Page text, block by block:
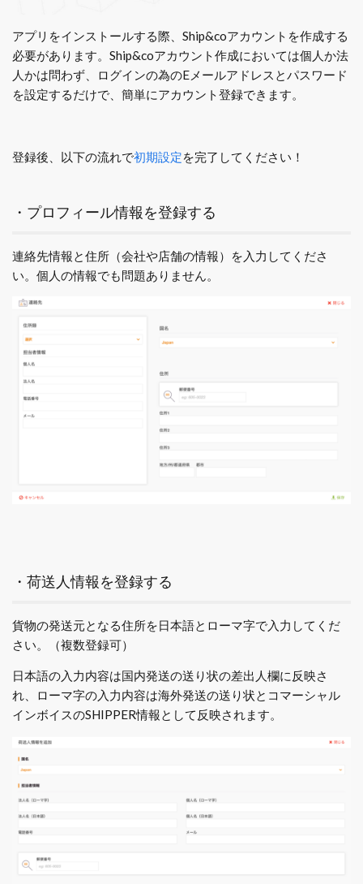
アプリをインストールする際、Ship&coアカウントを作成する
必要があります。Ship&coアカウント作成においては個人か法
人かは問わず、ログインの為のEメールアドレスとパスワード
を設定するだけで、簡単にアカウント登録できます。
登録後、以下の流れで初期設定を完了してください！
・プロフィール情報を登録する
連絡先情報と住所（会社や店舗の情報）を入力してくださ
い。個人の情報でも問題ありません。
・荷送人情報を登録する
貨物の発送元となる住所を日本語とローマ字で入力してくだ
さい。（複数登録可）
日本語の入力内容は国内発送の送り状の差出人欄に反映さ
れ、ローマ字の入力内容は海外発送の送り状とコマーシャル
インボイスのSHIPPER情報として反映されます。